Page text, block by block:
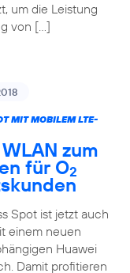
um die Leistung
von […]
MIT MOBILEM LTE-
zum
für O2
Spot ist jetzt auch
einem neuen
Huawei
Damit profitieren